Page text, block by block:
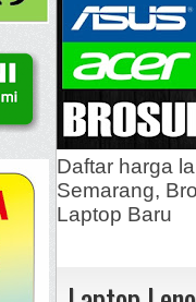
Daftar harga
Semarang,
Laptop Baru